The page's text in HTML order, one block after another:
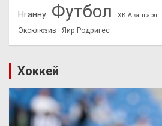
Нганну Футбол ХК Авангард
Эксклюзив Яир Родригес
Хоккей